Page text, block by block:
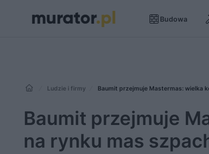
Budowa
Ludzie i firmy Baumit przejmuje Mastermas: wielka
Baumit przejmuje
na rynku mas